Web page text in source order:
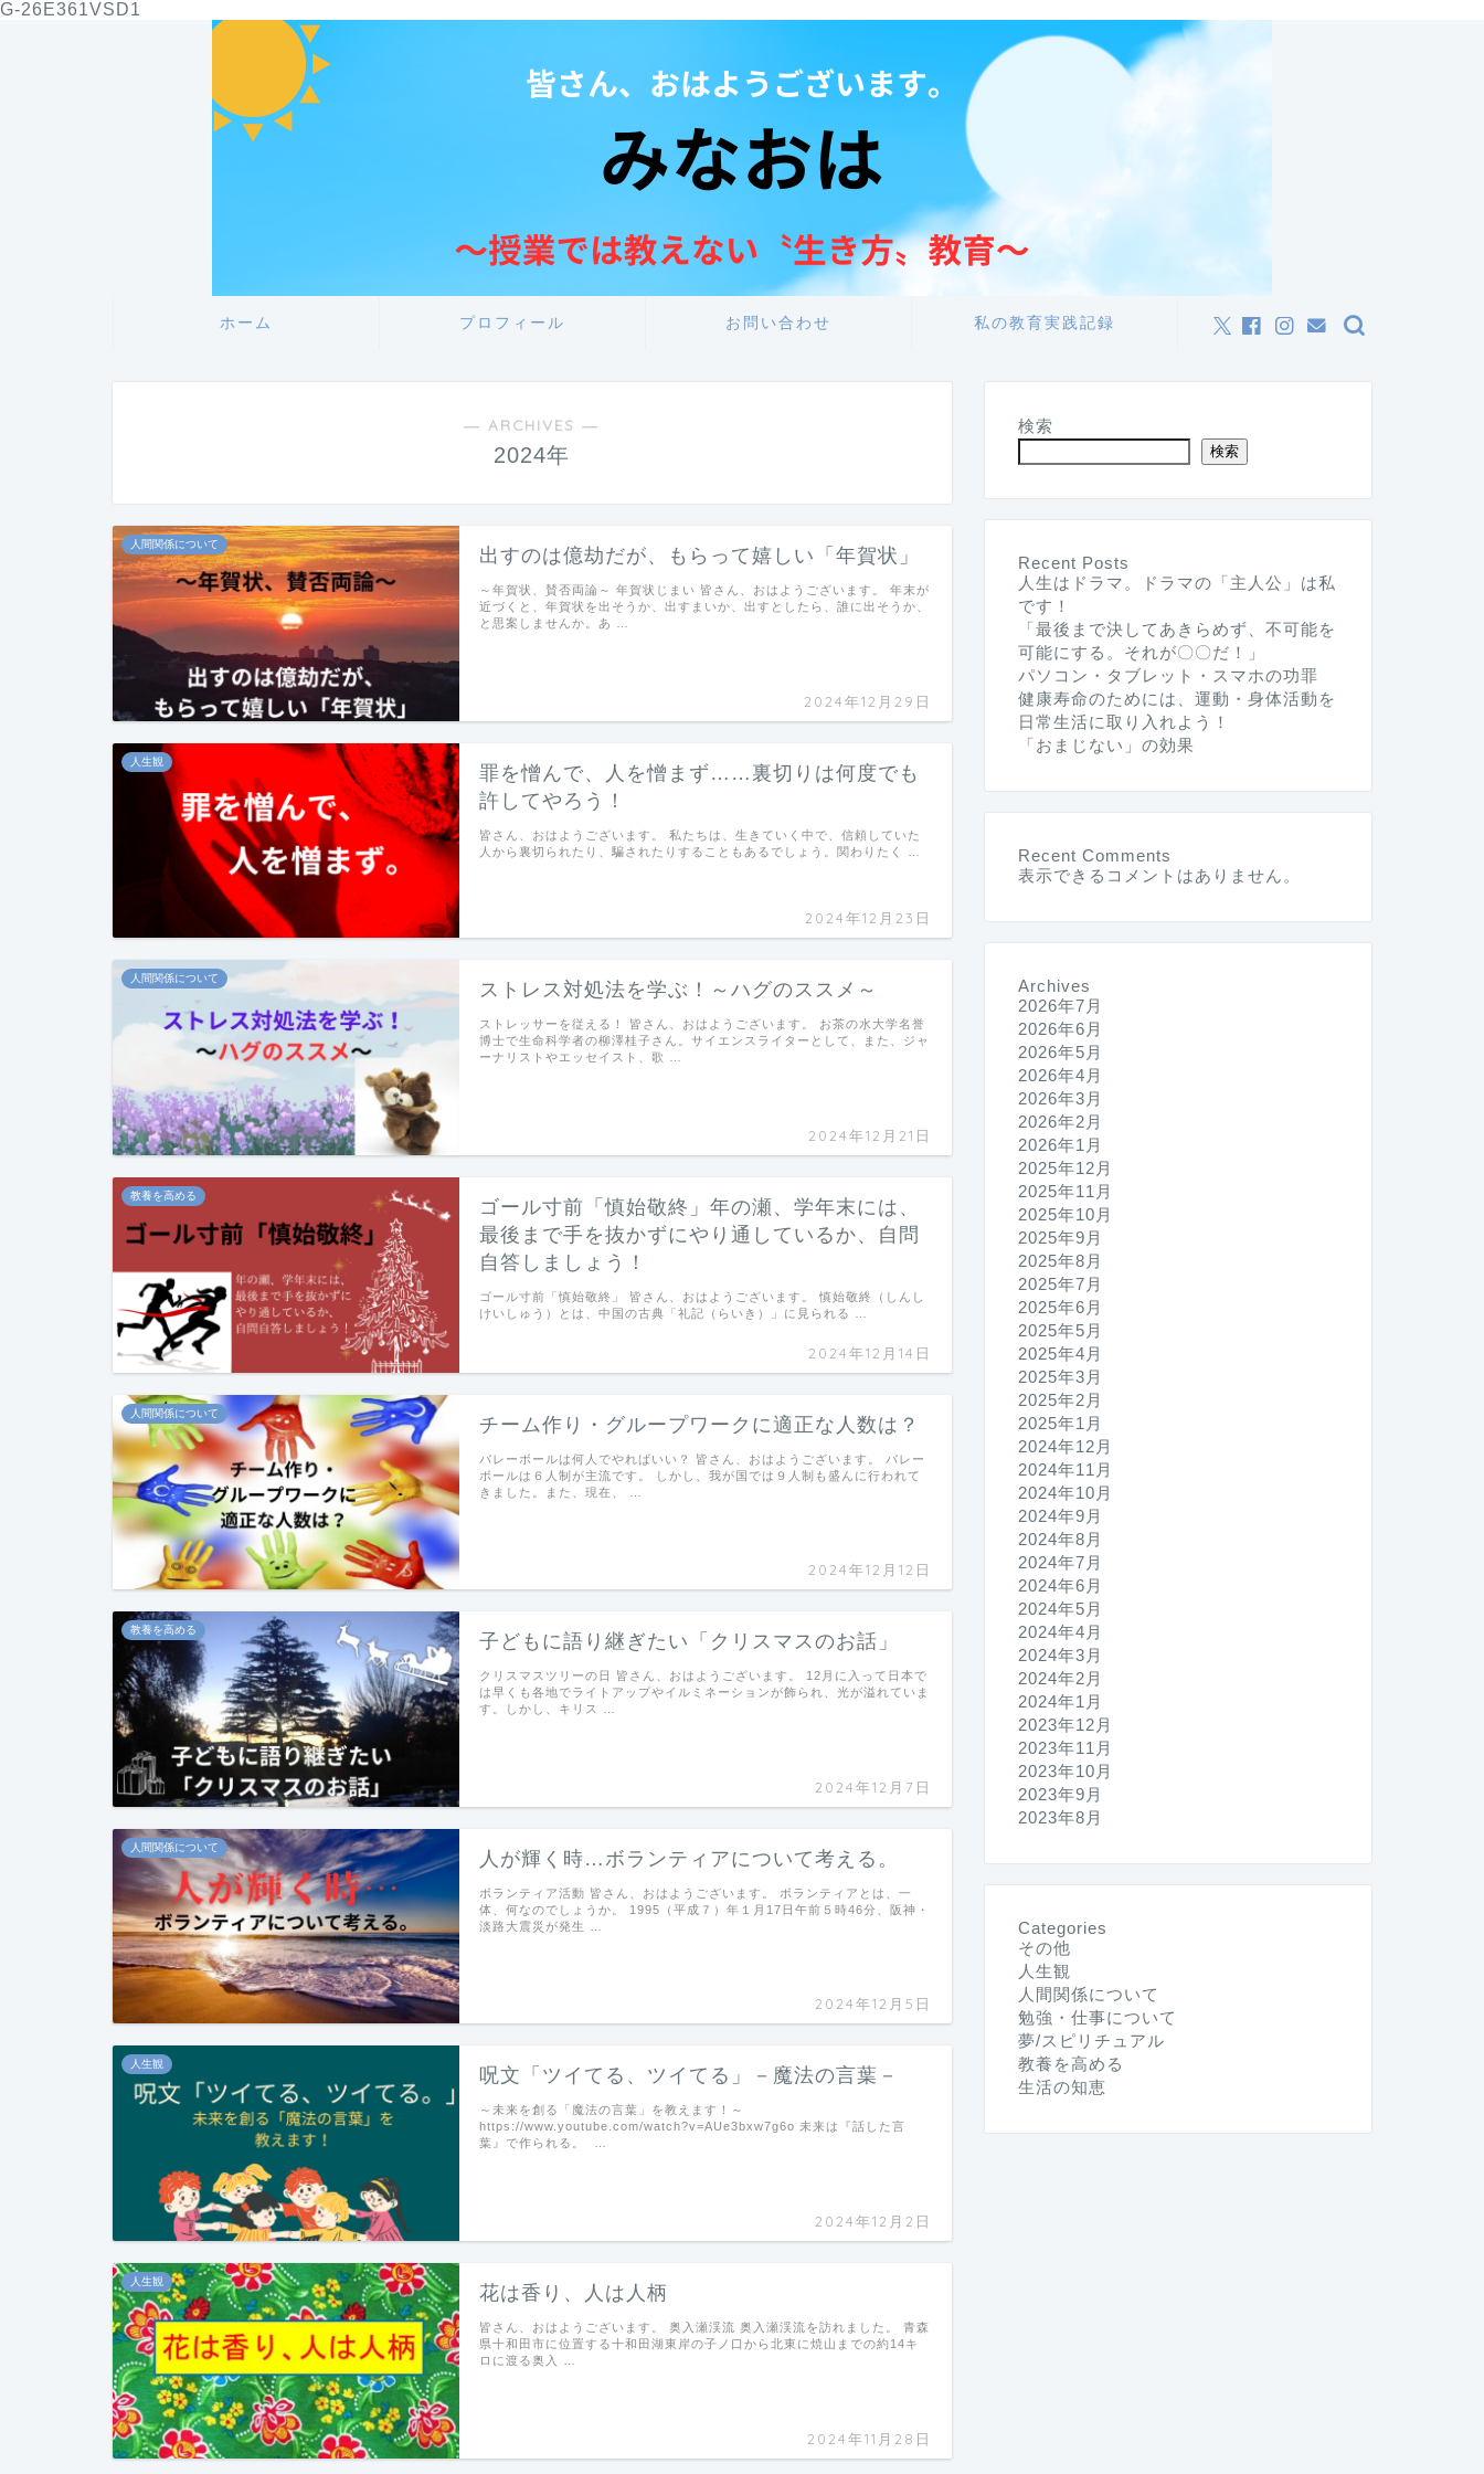
G-26E361VSD1
ホーム プロフィール お問い合わせ 私の教育実践記録
― ARCHIVES ―
2024年
人間関係について
出すのは億劫だが、もらって嬉しい「年賀状」
2024年12月29日
～年賀状、賛否両論～ 年賀状じまい 皆さん、おはようございます。 年末が
近づくと、年賀状を出そうか、出すまいか、出すとしたら、誰に出そうか、
と思案しませんか。あ …
人生観
罪を憎んで、人を憎まず……裏切りは何度でも
許してやろう！
2024年12月23日
皆さん、おはようございます。 私たちは、生きていく中で、信頼していた
人から裏切られたり、騙されたりすることもあるでしょう。関わりたく …
人間関係について
ストレス対処法を学ぶ！～ハグのススメ～
2024年12月21日
ストレッサーを従える！ 皆さん、おはようございます。 お茶の水大学名誉
博士で生命科学者の柳澤桂子さん。サイエンスライターとして、また、ジャ
ーナリストやエッセイスト、歌 …
教養を高める
ゴール寸前「慎始敬終」年の瀬、学年末には、
最後まで手を抜かずにやり通しているか、自問
自答しましょう！
2024年12月14日
ゴール寸前「慎始敬終」 皆さん、おはようございます。 慎始敬終（しんし
けいしゅう）とは、中国の古典「礼記（らいき）」に見られる …
人間関係について
チーム作り・グループワークに適正な人数は？
2024年12月12日
バレーボールは何人でやればいい？ 皆さん、おはようございます。 バレー
ボールは６人制が主流です。 しかし、我が国では９人制も盛んに行われて
きました。また、現在、 …
教養を高める
子どもに語り継ぎたい「クリスマスのお話」
2024年12月7日
クリスマスツリーの日 皆さん、おはようございます。 12月に入って日本で
は早くも各地でライトアップやイルミネーションが飾られ、光が溢れていま
す。しかし、キリス …
人間関係について
人が輝く時…ボランティアについて考える。
2024年12月5日
ボランティア活動 皆さん、おはようございます。 ボランティアとは、一
体、何なのでしょうか。 1995（平成７）年１月17日午前５時46分、阪神・
淡路大震災が発生 …
人生観
呪文「ツイてる、ツイてる」－魔法の言葉－
2024年12月2日
～未来を創る「魔法の言葉」を教えます！～
https://www.youtube.com/watch?v=AUe3bxw7g6o 未来は『話した言
葉』で作られる。 …
人生観
花は香り、人は人柄
2024年11月28日
皆さん、おはようございます。 奥入瀬渓流 奥入瀬渓流を訪れました。 青森
県十和田市に位置する十和田湖東岸の子ノ口から北東に焼山までの約14キ
ロに渡る奥入 …
検索
検索
Recent Posts
人生はドラマ。ドラマの「主人公」は私
です！
「最後まで決してあきらめず、不可能を
可能にする。それが〇〇だ！」
パソコン・タブレット・スマホの功罪
健康寿命のためには、運動・身体活動を
日常生活に取り入れよう！
「おまじない」の効果
Recent Comments
表示できるコメントはありません。
Archives
2026年7月
2026年6月
2026年5月
2026年4月
2026年3月
2026年2月
2026年1月
2025年12月
2025年11月
2025年10月
2025年9月
2025年8月
2025年7月
2025年6月
2025年5月
2025年4月
2025年3月
2025年2月
2025年1月
2024年12月
2024年11月
2024年10月
2024年9月
2024年8月
2024年7月
2024年6月
2024年5月
2024年4月
2024年3月
2024年2月
2024年1月
2023年12月
2023年11月
2023年10月
2023年9月
2023年8月
Categories
その他
人生観
人間関係について
勉強・仕事について
夢/スピリチュアル
教養を高める
生活の知恵